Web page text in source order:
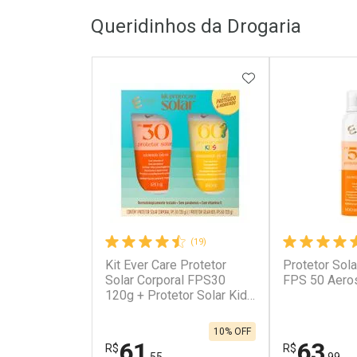
Laboratório
Ativar Desconto
Por Menos
Por R$ 96,99/cada
Ativar
Por R$
Por
Por R$
Queridinhos da Drogaria
(19)
Kit Ever Care Protetor
Solar Corporal FPS30
120g + Protetor Solar Kids
R$
10% OFF
ADICIONAR AOS
Protetor
FPS 50
R$